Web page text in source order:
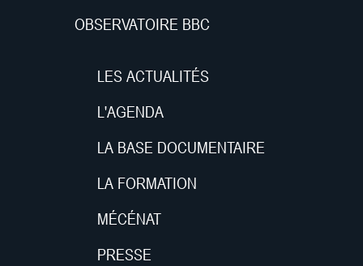
OBSERVATOIRE BBC
LES ACTUALITÉS
L'AGENDA
LA BASE DOCUMENTAIRE
LA FORMATION
MÉCÉNAT
PRESSE